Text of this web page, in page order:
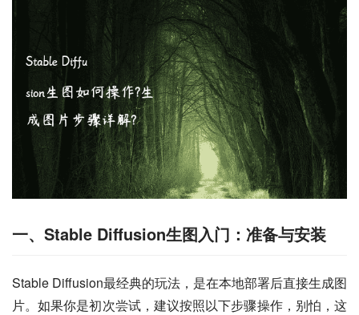
一、Stable Diffusion生图入门：准备与安装
Stable Diffusion最经典的玩法，是在本地部署后直接生成图
片。如果你是初次尝试，建议按照以下步骤操作，别怕，这